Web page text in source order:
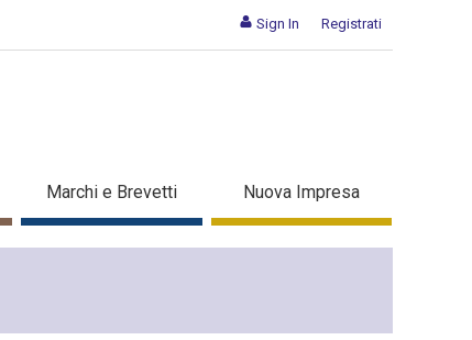
Sign In Registrati
Marchi e Brevetti Nuova Impresa